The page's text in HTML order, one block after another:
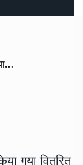
/ अयोध्या से धर्मनगरी कालपी आया प्रसाद किया गया वितरित
गया वितरित